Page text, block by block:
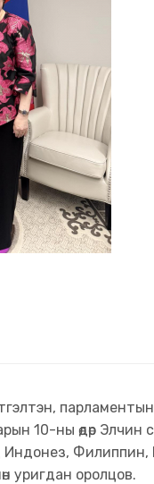
10-ны өдөр Элчин
Индонез,
уригдан оролцов.